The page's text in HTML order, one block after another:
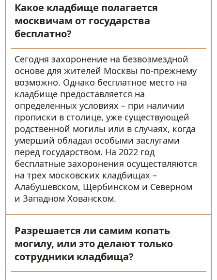
Какое кладбище полагается
москвичам от государства
бесплатно?
Сегодня захоронение на безвозмездной
основе для жителей Москвы по-прежнему
возможно. Однако бесплатное место на
кладбище предоставляется на
определенных условиях – при наличии
прописки в столице, уже существующей
родственной могилы или в случаях, когда
умерший обладал особыми заслугами
перед государством. На 2022 год
бесплатные захоронения осуществляются
на трех московских кладбищах –
Алабушевском, Щербинском и Северном
и Западном Хованском.
Разрешается ли самим копать
могилу, или это делают только
сотрудники кладбища?